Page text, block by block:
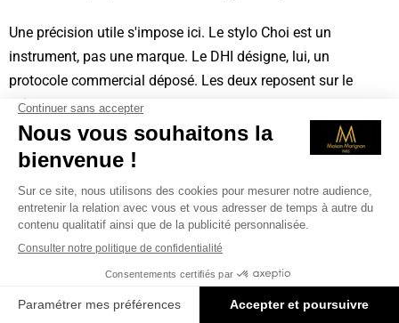
Une précision utile s'impose ici. Le stylo Choi est un
instrument, pas une marque. Le DHI désigne, lui, un
protocole commercial déposé. Les deux reposent sur le
même principe d'implantation directe, mais ce ne sont pas
des synonymes. Cette distinction, souvent brouillée dans les
communications de certains centres, mérite d'être claire.
Une cicatrisation plus discrète
Les micro-incisions du stylo Choi laissent des points d'entrée
tend à être plus courte. Le confort post-opératoire, sans être
une promesse de résultat, fait partie des raisons pour